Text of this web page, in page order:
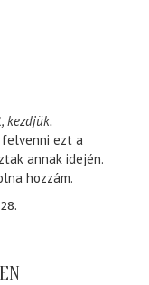
kezdjük.
ezt a
annak idején.
hozzám.